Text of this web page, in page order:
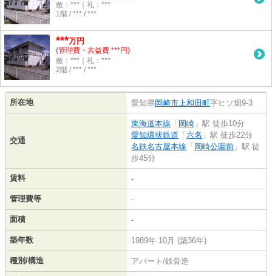
敷：***｜礼：***
1階 / *** / ***
***万円
(管理費・共益費 ***円)
敷：***｜礼：***
2階 / *** / ***
所在地 愛知県岡崎市上和田町字ヒソ畑9-3
交通
東海道本線 「 岡崎 」駅 徒歩10分
愛知環状鉄道 「 六名 」駅 徒歩22分
名鉄名古屋本線 「 岡崎公園前 」駅 徒
歩45分
賃料 -
管理費等 -
面積 -
築年数 1989年 10月 (築36年)
種別/構造 アパート/鉄骨造